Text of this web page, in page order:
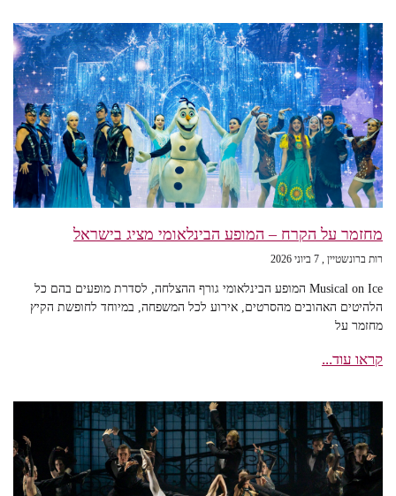
מחזמר על הקרח – המופע הבינלאומי מציג בישראל
רות ברונשטיין 7 ביוני 2026
Musical on Ice המופע הבינלאומי גורף ההצלחה, לסדרת מופעים בהם כל
הלהיטים האהובים מהסרטים, אירוע לכל המשפחה, במיוחד לחופשת הקיץ
מחזמר על
קראו עוד...